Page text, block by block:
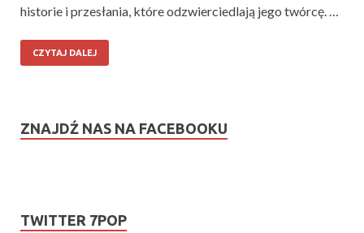
historie i przesłania, które odzwierciedlają jego twórcę. …
CZYTAJ DALEJ
ZNAJDŹ NAS NA FACEBOOKU
TWITTER 7POP